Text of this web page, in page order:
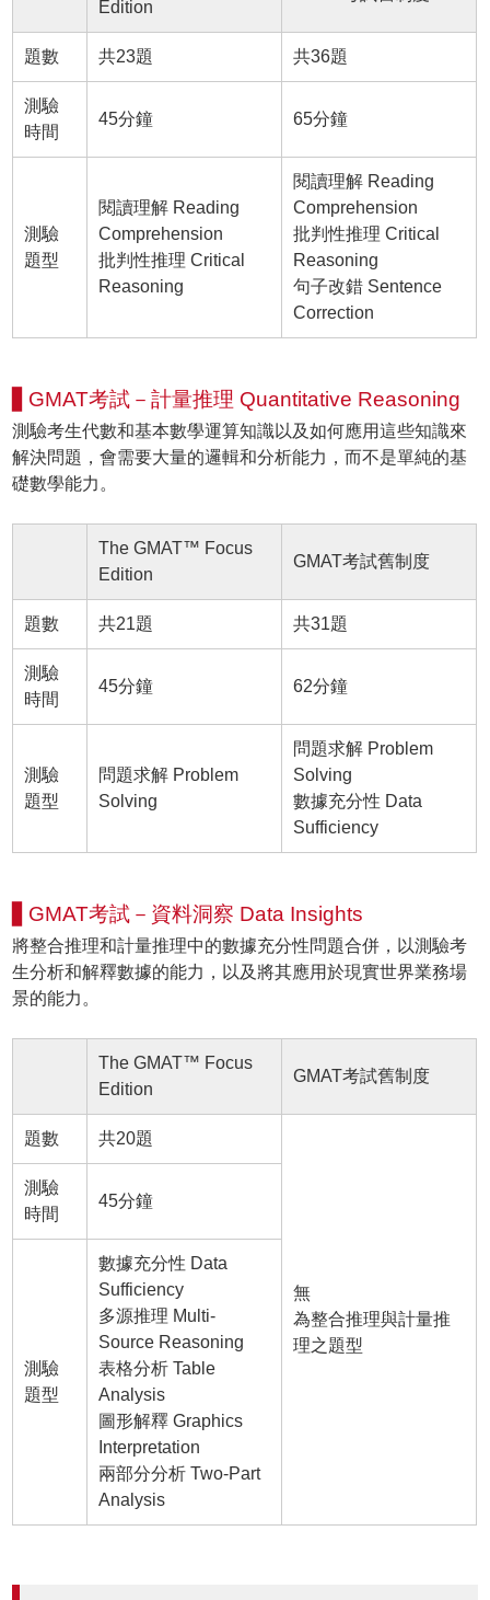
Edition
題數 共23題 共36題
測驗
時間
45分鐘 65分鐘
測驗
題型
閱讀理解 Reading
Comprehension
批判性推理 Critical
Reasoning
閱讀理解 Reading
Comprehension
批判性推理 Critical
Reasoning
句子改錯 Sentence
Correction
▋GMAT考試－計量推理 Quantitative Reasoning
測驗考生代數和基本數學運算知識以及如何應用這些知識來
解決問題，會需要大量的邏輯和分析能力，而不是單純的基
礎數學能力。
The GMAT™ Focus
Edition
GMAT考試舊制度
題數 共21題 共31題
測驗
時間
45分鐘 62分鐘
測驗
題型
問題求解 Problem
Solving
問題求解 Problem
Solving
數據充分性 Data
Sufficiency
▋GMAT考試－資料洞察 Data Insights
將整合推理和計量推理中的數據充分性問題合併，以測驗考
生分析和解釋數據的能力，以及將其應用於現實世界業務場
景的能力。
The GMAT™ Focus
Edition
GMAT考試舊制度
題數 共20題
無
為整合推理與計量推
理之題型
測驗
時間
45分鐘
測驗
題型
數據充分性 Data
Sufficiency
多源推理 Multi-
Source Reasoning
表格分析 Table
Analysis
圖形解釋 Graphics
Interpretation
兩部分分析 Two-Part
Analysis